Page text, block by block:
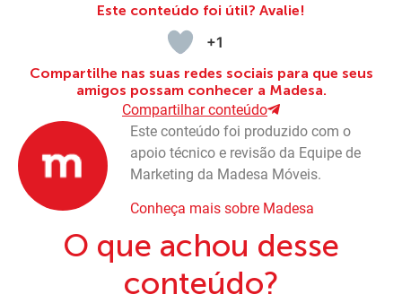
Este conteúdo foi útil? Avalie!
+1
Compartilhe nas suas redes sociais para que seus
amigos possam conhecer a Madesa.
Compartilhar conteúdo
Este conteúdo foi produzido com o
apoio técnico e revisão da Equipe de
Marketing da Madesa Móveis.
Conheça mais sobre Madesa
O que achou desse
conteúdo?